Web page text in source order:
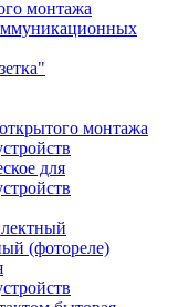
монтажа
монтажа
для
(фотореле)